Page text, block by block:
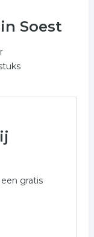
Soest
alle
in de
aanvraag.
uit Soest?
is aan
gratis